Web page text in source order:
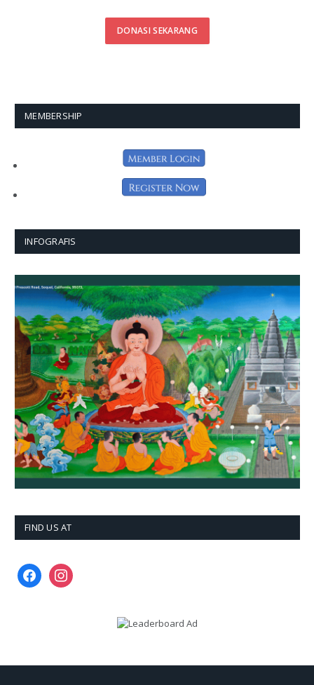
DONASI SEKARANG
MEMBERSHIP
INFOGRAFIS
FIND US AT
facebookinstagram